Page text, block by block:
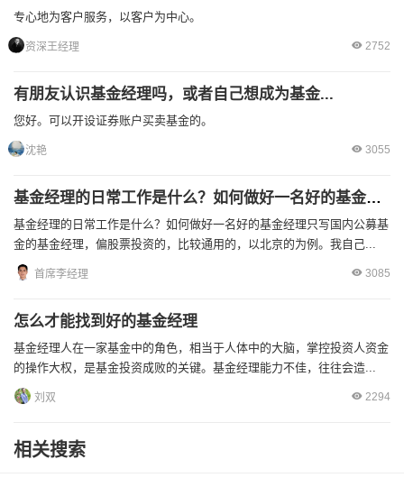
专心地为客户服务，以客户为中心。
资深王经理 2752
有朋友认识基金经理吗，或者自己想成为基金...
您好。可以开设证券账户买卖基金的。
沈艳 3055
基金经理的日常工作是什么？如何做好一名好的基金经理
基金经理的日常工作是什么？如何做好一名好的基金经理只写国内公募基
金的基金经理，偏股票投资的，比较通用的，以北京的为例。我自己...
首席李经理 3085
怎么才能找到好的基金经理
基金经理人在一家基金中的角色，相当于人体中的大脑，掌控投资人资金
的操作大权，是基金投资成败的关键。基金经理能力不佳，往往会造...
刘双 2294
相关搜索